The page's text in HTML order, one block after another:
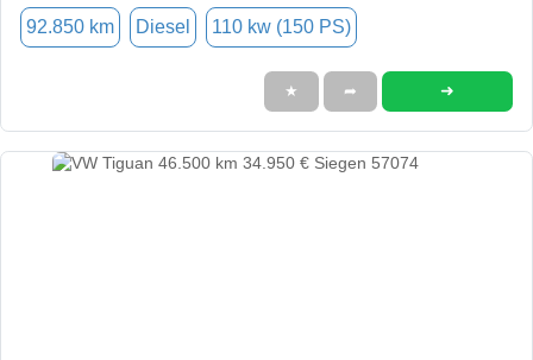
92.850 km Diesel 110 kw (150 PS)
★ ➦ ➜